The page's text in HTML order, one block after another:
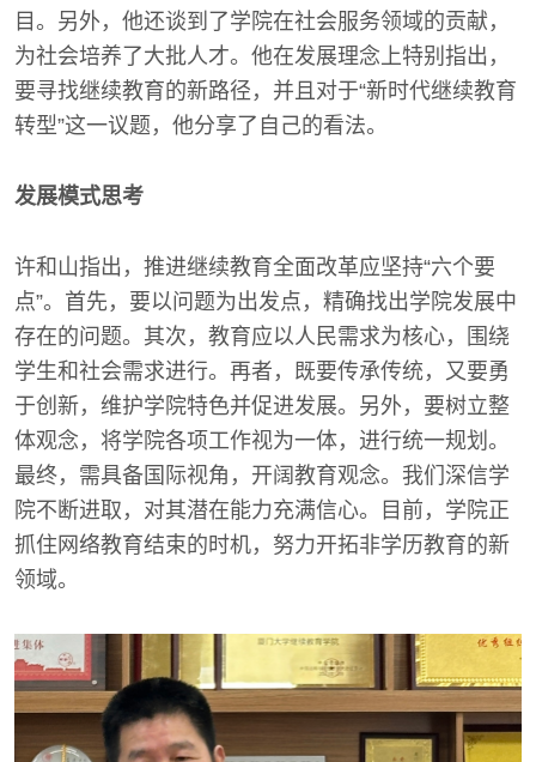
目。另外，他还谈到了学院在社会服务领域的贡献，
为社会培养了大批人才。他在发展理念上特别指出，
要寻找继续教育的新路径，并且对于“新时代继续教育
转型”这一议题，他分享了自己的看法。
发展模式思考
许和山指出，推进继续教育全面改革应坚持“六个要
点”。首先，要以问题为出发点，精确找出学院发展中
存在的问题。其次，教育应以人民需求为核心，围绕
学生和社会需求进行。再者，既要传承传统，又要勇
于创新，维护学院特色并促进发展。另外，要树立整
体观念，将学院各项工作视为一体，进行统一规划。
最终，需具备国际视角，开阔教育观念。我们深信学
院不断进取，对其潜在能力充满信心。目前，学院正
抓住网络教育结束的时机，努力开拓非学历教育的新
领域。